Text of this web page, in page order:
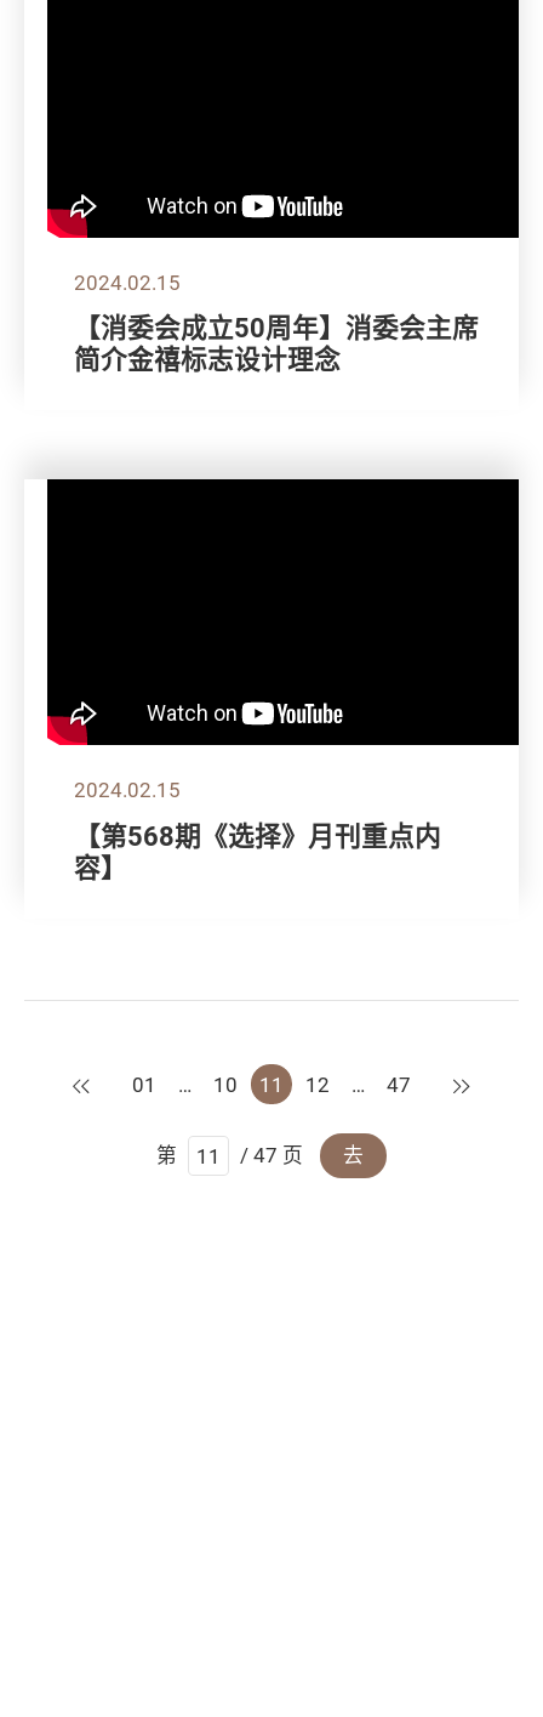
2024.02.15
【消委会成立50周年】消委会主席
简介金禧标志设计理念
2024.02.15
【第568期《选择》月刊重点内
容】
上一页
01 … 10 11 12 … 47 下一页
第 / 47 页 去